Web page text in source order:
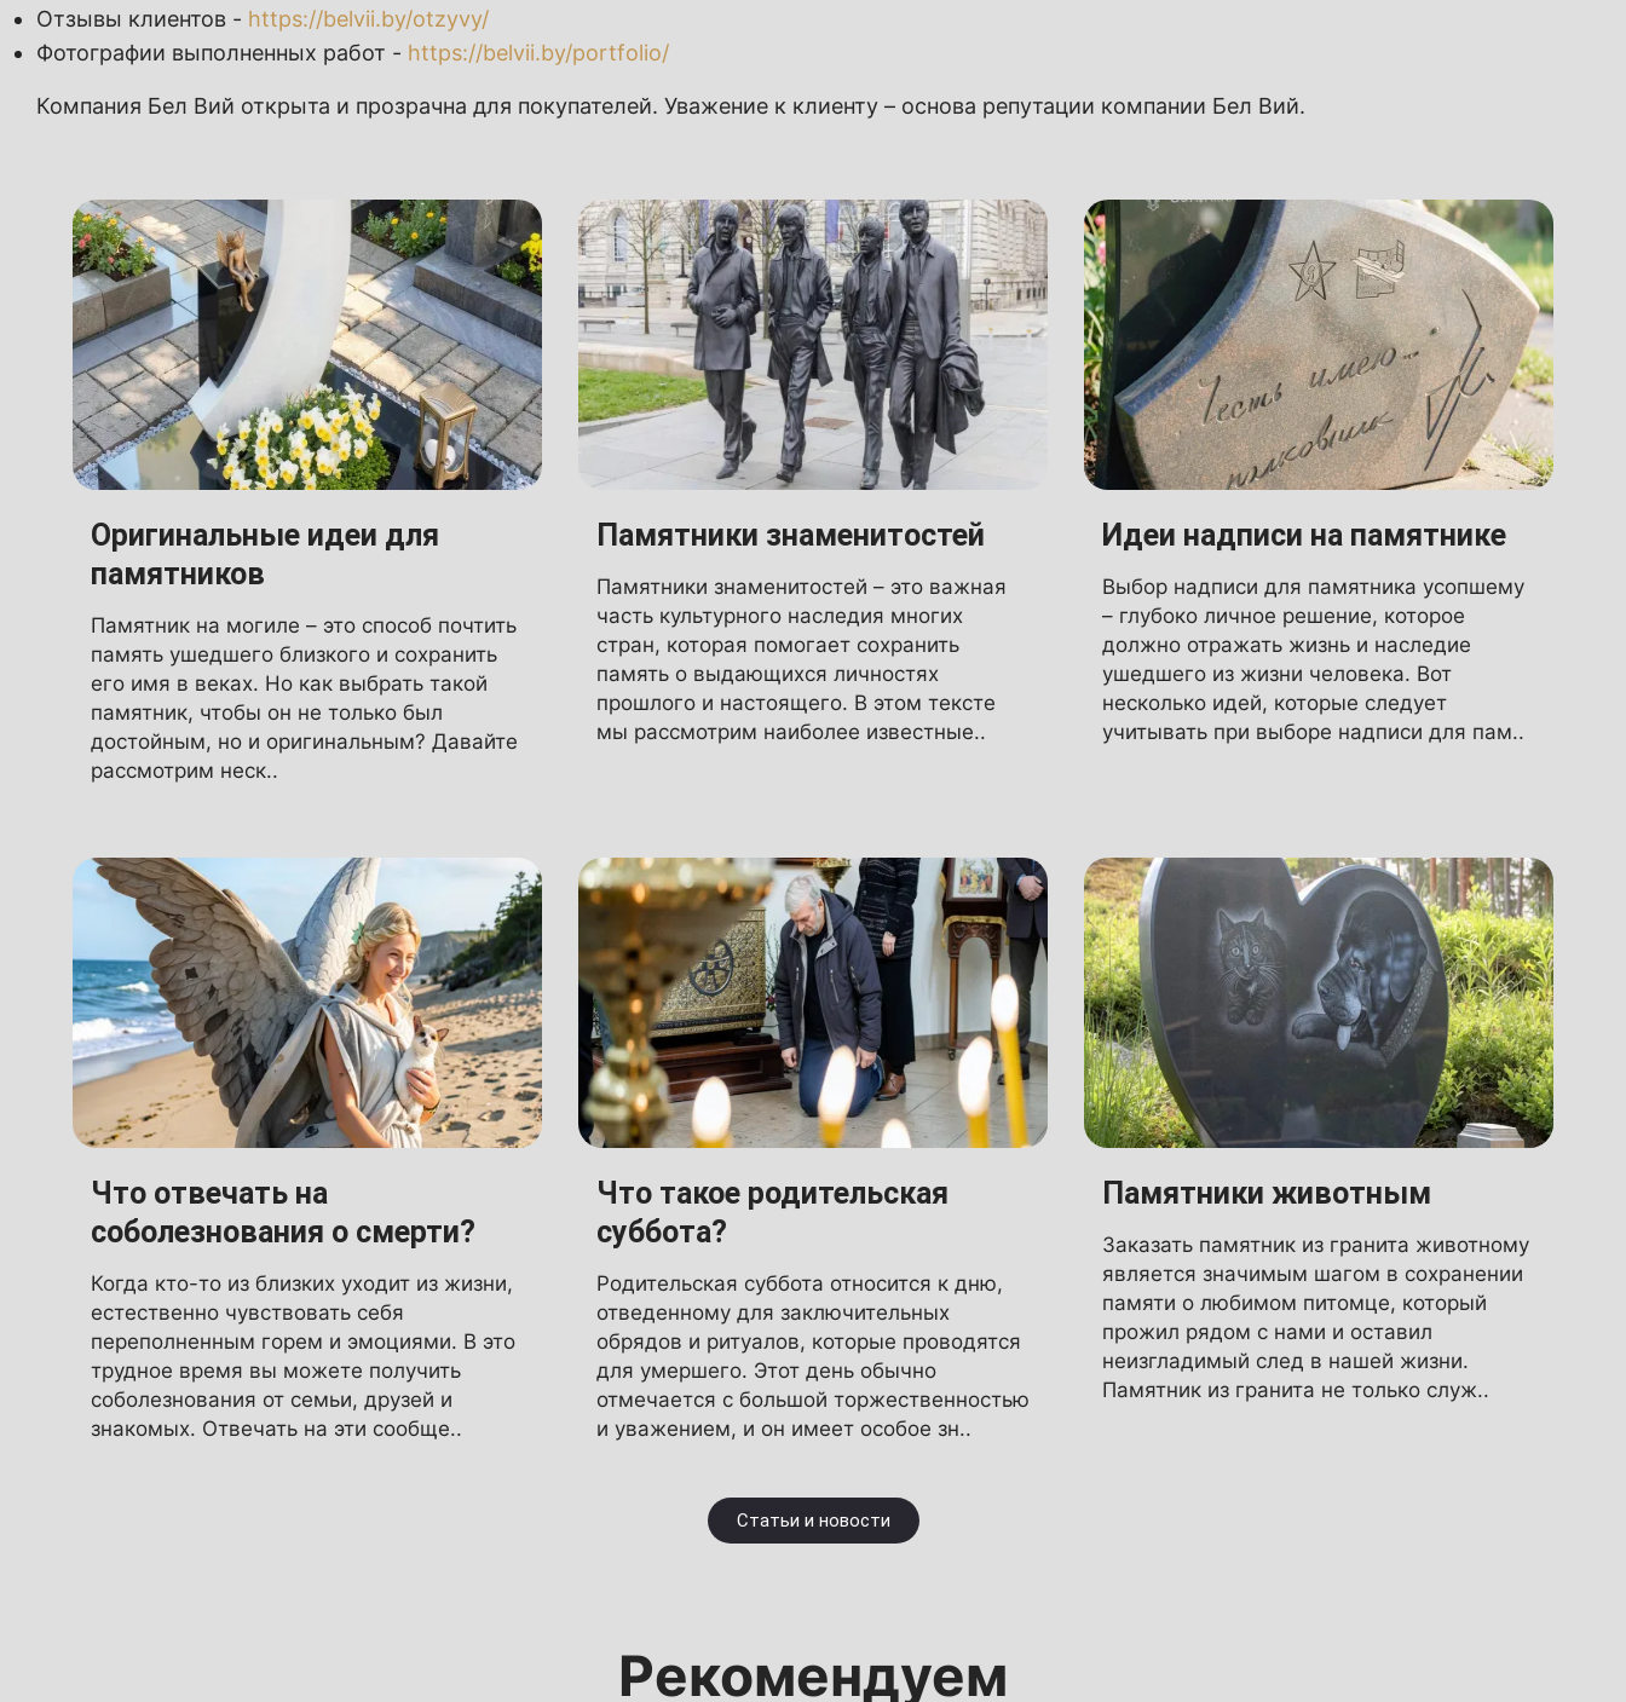
Отзывы клиентов - https://belvii.by/otzyvy/
Фотографии выполненных работ - https://belvii.by/portfolio/
Компания Бел Вий открыта и прозрачна для покупателей. Уважение к клиенту – основа репутации компании Бел Вий.
Оригинальные идеи для
памятников
Памятник на могиле – это способ почтить
память ушедшего близкого и сохранить
его имя в веках. Но как выбрать такой
памятник, чтобы он не только был
достойным, но и оригинальным? Давайте
рассмотрим неск..
Памятники знаменитостей
Памятники знаменитостей – это важная
часть культурного наследия многих
стран, которая помогает сохранить
память о выдающихся личностях
прошлого и настоящего. В этом тексте
мы рассмотрим наиболее известные..
Идеи надписи на памятнике
Выбор надписи для памятника усопшему
– глубоко личное решение, которое
должно отражать жизнь и наследие
ушедшего из жизни человека. Вот
несколько идей, которые следует
учитывать при выборе надписи для пам..
Что отвечать на
соболезнования о смерти?
Когда кто-то из близких уходит из жизни,
естественно чувствовать себя
переполненным горем и эмоциями. В это
трудное время вы можете получить
соболезнования от семьи, друзей и
знакомых. Отвечать на эти сообще..
Что такое родительская
суббота?
Родительская суббота относится к дню,
отведенному для заключительных
обрядов и ритуалов, которые проводятся
для умершего. Этот день обычно
отмечается с большой торжественностью
и уважением, и он имеет особое зн..
Памятники животным
Заказать памятник из гранита животному
является значимым шагом в сохранении
памяти о любимом питомце, который
прожил рядом с нами и оставил
неизгладимый след в нашей жизни.
Памятник из гранита не только служ..
Статьи и новости
Рекомендуем